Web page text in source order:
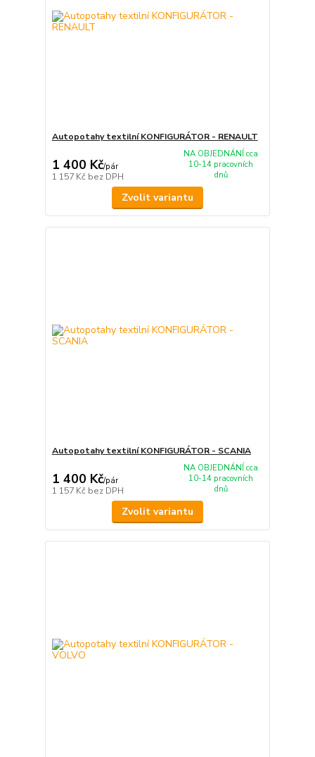
Autopotahy textilní KONFIGURÁTOR - RENAULT
1 400 Kč/pár
1 157 Kč bez DPH
NA OBJEDNÁNÍ cca
10-14 pracovních
dnů
Zvolit variantu
Autopotahy textilní KONFIGURÁTOR - SCANIA
1 400 Kč/pár
1 157 Kč bez DPH
NA OBJEDNÁNÍ cca
10-14 pracovních
dnů
Zvolit variantu